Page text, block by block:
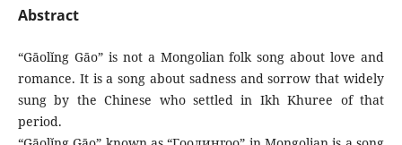
Abstract
“Gāоlĭng Gāо” is not a Mongolian folk song about love and
romance. It is a song about sadness and sorrow that widely
sung by the Chinese who settled in Ikh Khuree of that
period.